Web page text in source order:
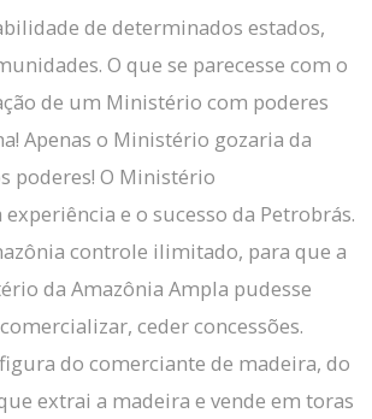
de determinados estados,
O que se parecesse com o
de um Ministério com poderes
Apenas o Ministério gozaria da
poderes! O Ministério
e o sucesso da Petrobrás.
controle ilimitado, para que a
da Amazônia Ampla pudesse
ceder concessões.
do comerciante de madeira, do
extrai a madeira e vende em toras